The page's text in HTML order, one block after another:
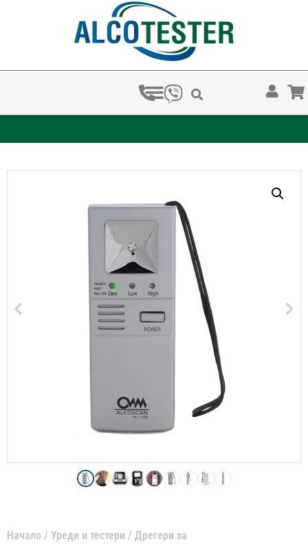
Начало / Уреди и тестери / Дрегери за